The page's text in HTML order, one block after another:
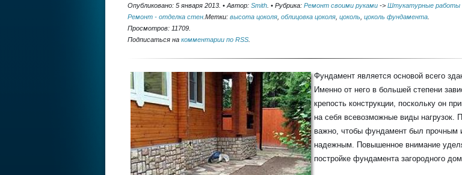
Опубликовано: 5 января 2013. • Автор: Smith • Рубрика: Ремонт своими руками -> Штукатурные работы
Ремонт - отделка стен Метки: высота цоколя облицовка цоколя цоколь цоколь фундамента
Просмотров: 11709.
Подписаться на комментарии по RSS
Фундамент является основой всего
Именно от него в большей степени
крепость конструкции, поскольку он
на себя всевозможные виды нагрузок.
важно, чтобы фундамент был прочным
надежным. Повышенное внимание
постройке фундамента загородного